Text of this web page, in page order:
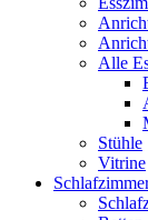
Alle
Stühle
Vitrine